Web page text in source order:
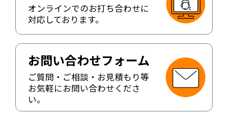
オンラインでのお打ち合わせに
対応しております。
お問い合わせフォーム
ご質問・ご相談・お見積もり等
お気軽にお問い合わせくださ
い。